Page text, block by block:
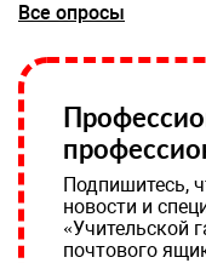
Все опросы
Подпишитесь,
новости и
«Учительской
почтового